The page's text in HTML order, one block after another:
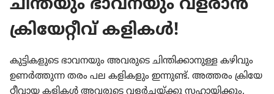
ചിന്തയും ഭാവന​യും വളരാൻ
ക്രി​യേ​റ്റീവ്‌ കളികൾ!
കുട്ടി​ക​ളു​ടെ ഭാവന​യും അവരുടെ ചിന്തി​ക്കാ​നുള്ള കഴിവും
ഉണർത്തുന്ന തരം പല കളിക​ളും ഇന്നുണ്ട്‌. അത്തരം ക്രി​യേ​
റ്റീ​വായ കളികൾ അവരുടെ വളർച്ച​യ്‌ക്കു സഹായി​ക്കും,